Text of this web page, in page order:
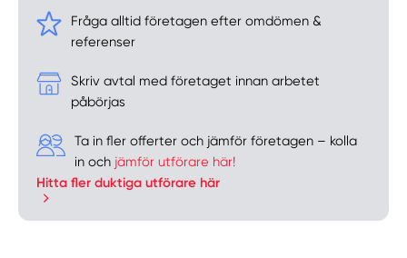
Fråga alltid företagen efter omdömen &
referenser
Skriv avtal med företaget innan arbetet
påbörjas
Ta in fler offerter och jämför företagen – kolla
in och jämför utförare här!
Hitta fler duktiga utförare här